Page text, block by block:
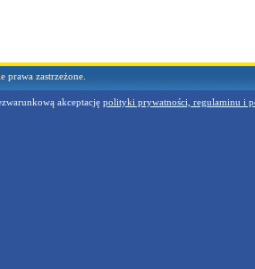
zastrzeżone.
akceptację polityki prywatności, regulaminu i